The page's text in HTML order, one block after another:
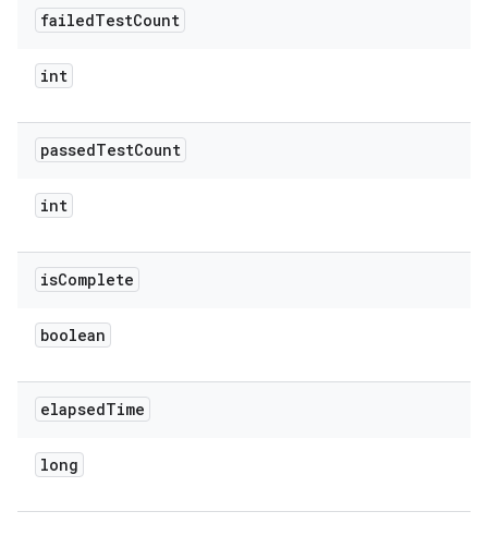
failedTestCount
int
passedTestCount
int
isComplete
boolean
elapsedTime
long